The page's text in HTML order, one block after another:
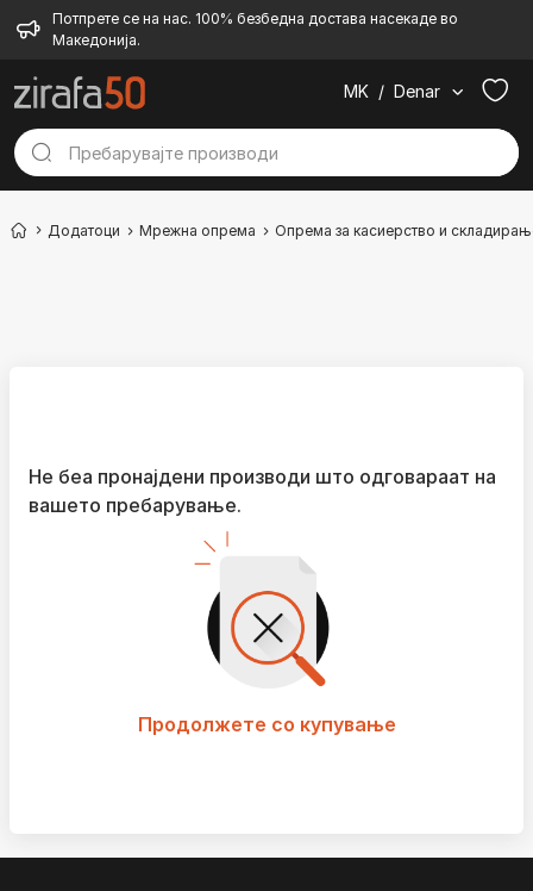
Потпрете се на нас. 100% безбедна достава насекаде во
Македонија.
MK / Denar
Додатоци Мрежна опрема Опрема за касиерство и
Не беа пронајдени производи што одговараат на
вашето пребарување.
Продолжете со купување